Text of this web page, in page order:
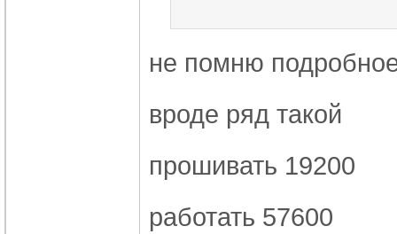
не помню
вроде ряд такой
прошивать 19200
работать 57600